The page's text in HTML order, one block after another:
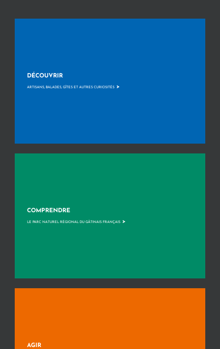
DÉCOUVRIR
ARTISANS, BALADES, GÎTES ET AUTRES CURIOSITÉS >
COMPRENDRE
LE PARC NATUREL RÉGIONAL DU GÂTINAIS FRANÇAIS >
AGIR